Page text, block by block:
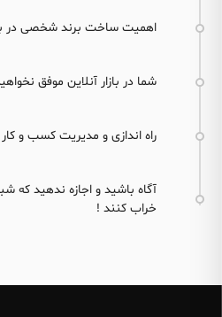
اهمیت ساخت برند شخصی در
شما در بازار آنلاین موفق
راه اندازی و مدیریت کسب و کار
آگاه باشید و اجازه ندهید که
خراب کنند !